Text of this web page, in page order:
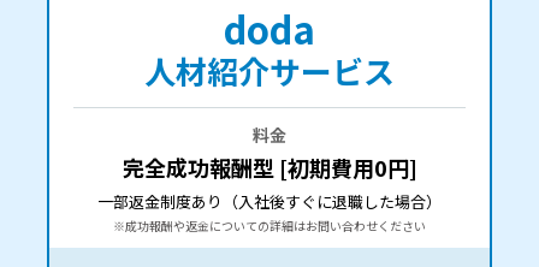
doda
人材紹介サービス
料金
完全成功報酬型 [初期費用0円]
一部返金制度あり（入社後すぐに退職した場合）
※成功報酬や返金についての詳細はお問い合わせください